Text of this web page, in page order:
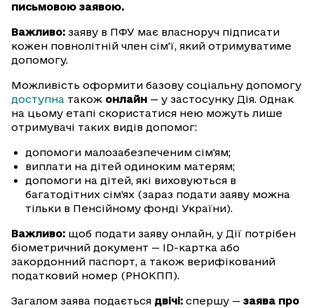
письмовою заявою.
Важливо: заяву в ПФУ має власноруч підписати
кожен повнолітній член сім’ї, який отримуватиме
допомогу.
Можливість оформити базову соціальну допомогу
доступна також онлайн — у застосунку Дія. Однак
на цьому етапі скористатися нею можуть лише
отримувачі таких видів допомог:
допомоги малозабезпеченим сім'ям;
виплати на дітей одиноким матерям;
допомоги на дітей, які виховуються в
багатодітних сім’ях (зараз подати заяву можна
тільки в Пенсійному фонді України).
Важливо: щоб подати заяву онлайн, у Дії потрібен
біометричний документ — ID-картка або
закордонний паспорт, а також верифікований
податковий номер (РНОКПП).
Загалом заява подається двічі: спершу — заява про